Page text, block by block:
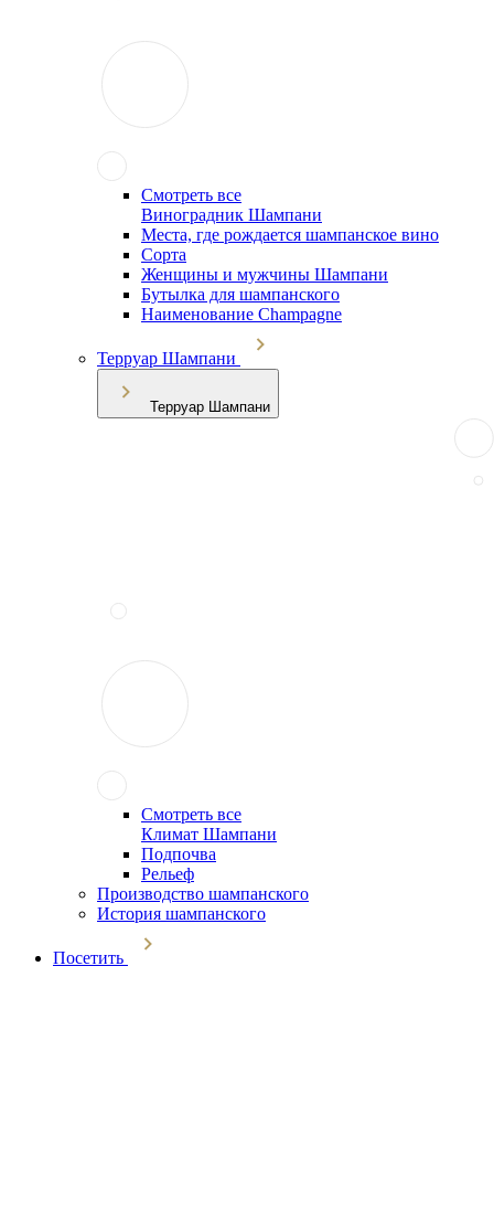
Смотреть все
Виноградник Шампани
Места, где рождается шампанское вино
Сорта
Женщины и мужчины Шампани
Бутылка для шампанского
Наименование Champagne
Терруар Шампани
Терруар Шампани
Смотреть все
Климат Шампани
Подпочва
Рельеф
Производство шампанского
История шампанского
Посетить